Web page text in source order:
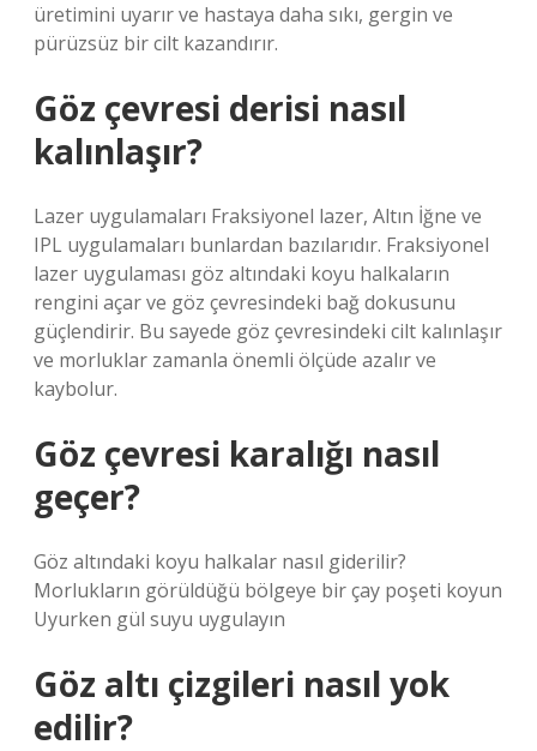
üretimini uyarır ve hastaya daha sıkı, gergin ve
pürüzsüz bir cilt kazandırır.
Göz çevresi derisi nasıl
kalınlaşır?
Lazer uygulamaları Fraksiyonel lazer, Altın İğne ve
IPL uygulamaları bunlardan bazılarıdır. Fraksiyonel
lazer uygulaması göz altındaki koyu halkaların
rengini açar ve göz çevresindeki bağ dokusunu
güçlendirir. Bu sayede göz çevresindeki cilt kalınlaşır
ve morluklar zamanla önemli ölçüde azalır ve
kaybolur.
Göz çevresi karalığı nasıl
geçer?
Göz altındaki koyu halkalar nasıl giderilir?
Morlukların görüldüğü bölgeye bir çay poşeti koyun
Uyurken gül suyu uygulayın
Göz altı çizgileri nasıl yok
edilir?